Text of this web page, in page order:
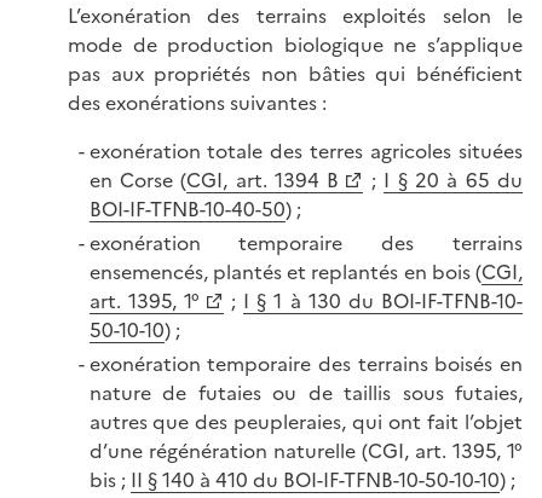
L’exonération des terrains exploités selon le
mode de production biologique ne s’applique
pas aux propriétés non bâties qui bénéficient
des exonérations suivantes :
exonération totale des terres agricoles situées
en Corse (CGI, art. 1394 B ; I § 20 à 65 du
BOI-IF-TFNB-10-40-50) ;
exonération temporaire des terrains
ensemencés, plantés et replantés en bois (CGI,
art. 1395, 1°
; I § 1 à 130 du BOI-IF-TFNB-10-
50-10-10) ;
exonération temporaire des terrains boisés en
nature de futaies ou de taillis sous futaies,
autres que des peupleraies, qui ont fait l’objet
d’une régénération naturelle (CGI, art. 1395, 1°
bis ; II § 140 à 410 du BOI-IF-TFNB-10-50-10-10) ;